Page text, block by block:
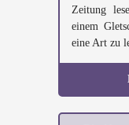
Zeitung
einem
eine Art zu